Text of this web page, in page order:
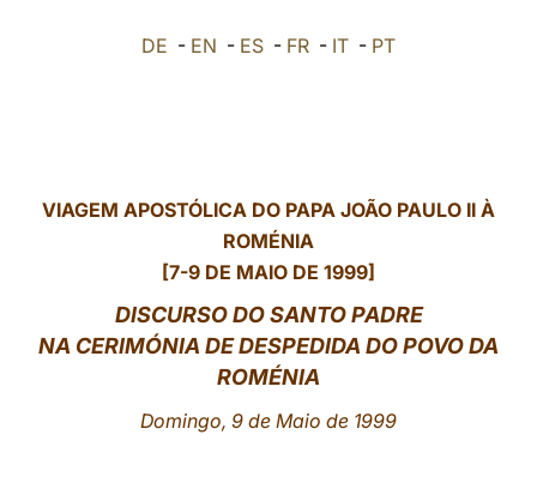
中文
DE - EN - ES - FR - IT - PT
VIAGEM APOSTÓLICA DO PAPA JOÃO PAULO II À
ROMÉNIA
[7-9 DE MAIO DE 1999]
DISCURSO DO SANTO PADRE
NA CERIMÓNIA DE DESPEDIDA DO POVO DA
ROMÉNIA
Domingo, 9 de Maio de 1999